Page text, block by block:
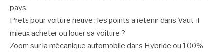
pays.
Prêts pour voiture neuve : les points à retenirdans Vaut-il
mieux acheter ou louer sa voiture ?
Zoom sur la mécanique automobile dans Hybride ou 100%